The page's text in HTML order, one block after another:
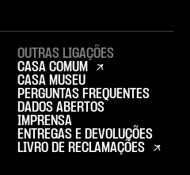
OUTRAS LIGAÇÕES
CASA COMUM
CASA MUSEU
PERGUNTAS FREQUENTES
DADOS ABERTOS
IMPRENSA
ENTREGAS E DEVOLUÇÕES
LIVRO DE RECLAMAÇÕES